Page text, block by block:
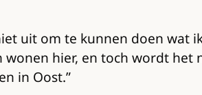
uit om te kunnen doen
hier, en toch wordt
in Oost.”